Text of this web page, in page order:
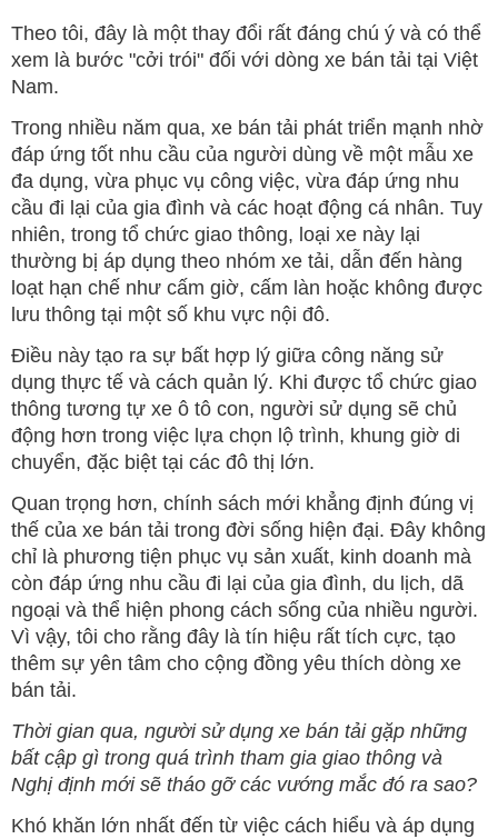
Theo tôi, đây là một thay đổi rất đáng chú ý và có thể
xem là bước "cởi trói" đối với dòng xe bán tải tại Việt
Nam.
Trong nhiều năm qua, xe bán tải phát triển mạnh nhờ
đáp ứng tốt nhu cầu của người dùng về một mẫu xe
đa dụng, vừa phục vụ công việc, vừa đáp ứng nhu
cầu đi lại của gia đình và các hoạt động cá nhân. Tuy
nhiên, trong tổ chức giao thông, loại xe này lại
thường bị áp dụng theo nhóm xe tải, dẫn đến hàng
loạt hạn chế như cấm giờ, cấm làn hoặc không được
lưu thông tại một số khu vực nội đô.
Điều này tạo ra sự bất hợp lý giữa công năng sử
dụng thực tế và cách quản lý. Khi được tổ chức giao
thông tương tự xe ô tô con, người sử dụng sẽ chủ
động hơn trong việc lựa chọn lộ trình, khung giờ di
chuyển, đặc biệt tại các đô thị lớn.
Quan trọng hơn, chính sách mới khẳng định đúng vị
thế của xe bán tải trong đời sống hiện đại. Đây không
chỉ là phương tiện phục vụ sản xuất, kinh doanh mà
còn đáp ứng nhu cầu đi lại của gia đình, du lịch, dã
ngoại và thể hiện phong cách sống của nhiều người.
Vì vậy, tôi cho rằng đây là tín hiệu rất tích cực, tạo
thêm sự yên tâm cho cộng đồng yêu thích dòng xe
bán tải.
Thời gian qua, người sử dụng xe bán tải gặp những
bất cập gì trong quá trình tham gia giao thông và
Nghị định mới sẽ tháo gỡ các vướng mắc đó ra sao?
Khó khăn lớn nhất đến từ việc cách hiểu và áp dụng